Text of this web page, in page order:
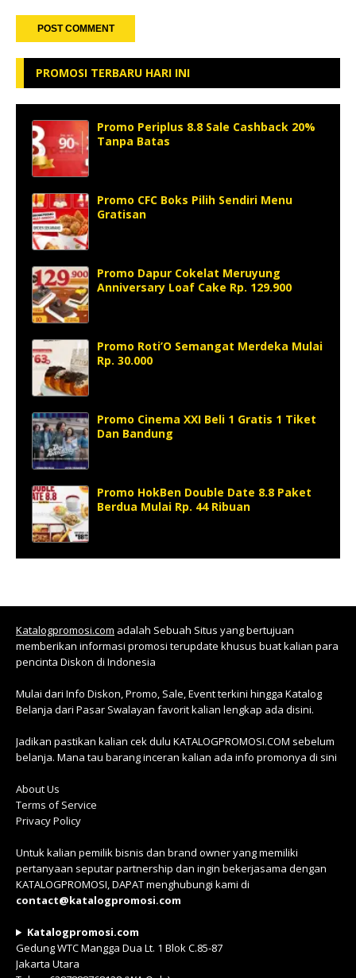
PROMOSI TERBARU HARI INI
Promo Periplus 8.8 Sale Cashback 20%
Tanpa Batas
Promo CFC Boks Pilih Sendiri Menu
Gratisan
Promo Dapur Cokelat Meruyung
Anniversary Loaf Cake Rp. 129.900
Promo Roti’O Semangat Merdeka Mulai
Rp. 30.000
Promo Cinema XXI Beli 1 Gratis 1 Tiket
Dan Bandung
Promo HokBen Double Date 8.8 Paket
Berdua Mulai Rp. 44 Ribuan
Katalogpromosi.com adalah Sebuah Situs yang bertujuan
memberikan informasi promosi terupdate khusus buat kalian para
pencinta Diskon di Indonesia
Mulai dari Info Diskon, Promo, Sale, Event terkini hingga Katalog
Belanja dari Pasar Swalayan favorit kalian lengkap ada disini.
Jadikan pastikan kalian cek dulu KATALOGPROMOSI.COM sebelum
belanja. Mana tau barang inceran kalian ada info promonya di sini
About Us
Terms of Service
Privacy Policy
Untuk kalian pemilik bisnis dan brand owner yang memiliki
pertanyaan seputar partnership dan ingin bekerjasama dengan
KATALOGPROMOSI, DAPAT menghubungi kami di
contact@katalogpromosi.com
Katalogpromosi.com
Gedung WTC Mangga Dua Lt. 1 Blok C.85-87
Jakarta Utara